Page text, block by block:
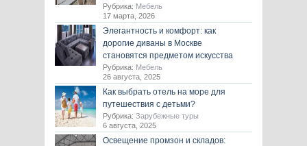
Рубрика: Мебель
17 марта, 2026
Элегантность и комфорт: как
дорогие диваны в Москве
становятся предметом искусства
Рубрика: Мебель
26 августа, 2025
Как выбрать отель на море для
путешествия с детьми?
Рубрика: Зарубежные туры
6 августа, 2025
Освещение промзон и складов: